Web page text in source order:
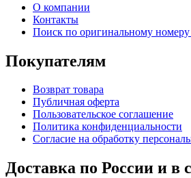
О компании
Контакты
Поиск по оригинальному номеру
Покупателям
Возврат товара
Публичная оферта
Пользовательское соглашение
Политика конфиденциальности
Согласие на обработку
Доставка по России и